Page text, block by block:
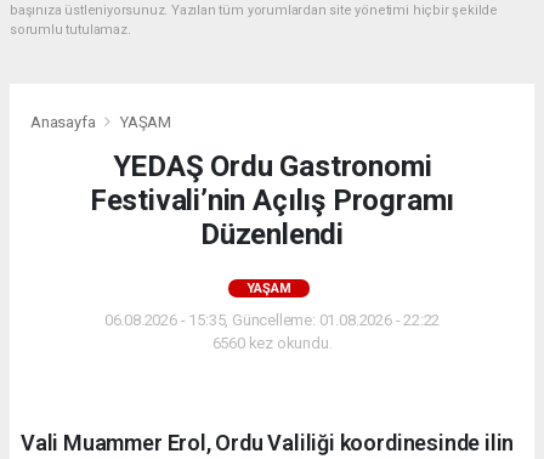
başınıza üstleniyorsunuz. Yazılan tüm yorumlardan site yönetimi hiçbir şekilde
sorumlu tutulamaz.
Anasayfa YAŞAM
YEDAŞ Ordu Gastronomi
Festivali’nin Açılış Programı
Düzenlendi
YAŞAM
06.08.2026 - 15:35, Güncelleme: 01.08.2026 - 22:22
6560 kez okundu.
Vali Muammer Erol, Ordu Valiliği koordinesinde ilin